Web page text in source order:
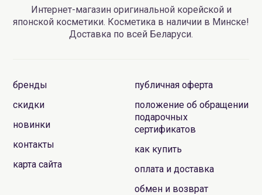
Интернет-магазин оригинальной корейской и
японской косметики. Косметика в наличии в Минске!
Доставка по всей Беларуси.
бренды
скидки
новинки
контакты
карта сайта
публичная оферта
положение об обращении
подарочных
сертификатов
как купить
оплата и доставка
обмен и возврат